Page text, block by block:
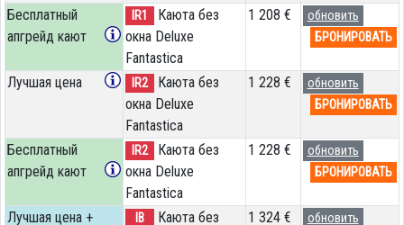
Бесплатный
апгрейд кают
IR1
Каюта без
окна Deluxe
Fantastica
1 208 €
обновить
БРОНИРОВАТЬ
Лучшая цена IR2
Каюта без
окна Deluxe
Fantastica
1 228 €
обновить
БРОНИРОВАТЬ
Бесплатный
апгрейд кают
IR2
Каюта без
окна Deluxe
Fantastica
1 228 €
обновить
БРОНИРОВАТЬ
Лучшая цена + IB Каюта без 1 324 € обновить